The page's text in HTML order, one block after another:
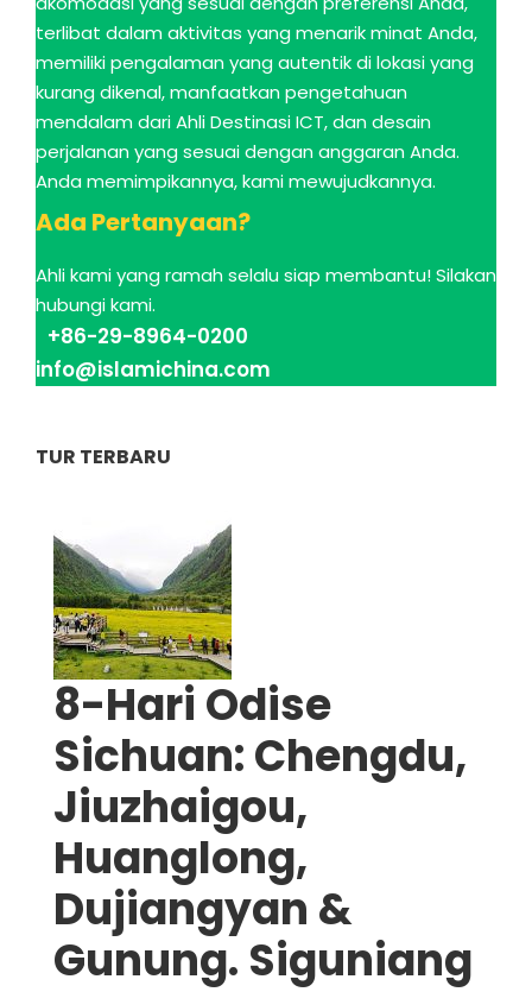
terlibat dalam aktivitas yang menarik minat Anda,
memiliki pengalaman yang autentik di lokasi yang
kurang dikenal, manfaatkan pengetahuan
mendalam dari Ahli Destinasi ICT, dan desain
perjalanan yang sesuai dengan anggaran Anda.
Anda memimpikannya, kami mewujudkannya.
Ada Pertanyaan?
Ahli kami yang ramah selalu siap membantu! Silakan
hubungi kami.
+86-29-8964-0200
info@islamichina.com
TUR TERBARU
8-Hari Odise
Sichuan: Chengdu,
Jiuzhaigou,
Huanglong,
Dujiangyan &
Gunung. Siguniang